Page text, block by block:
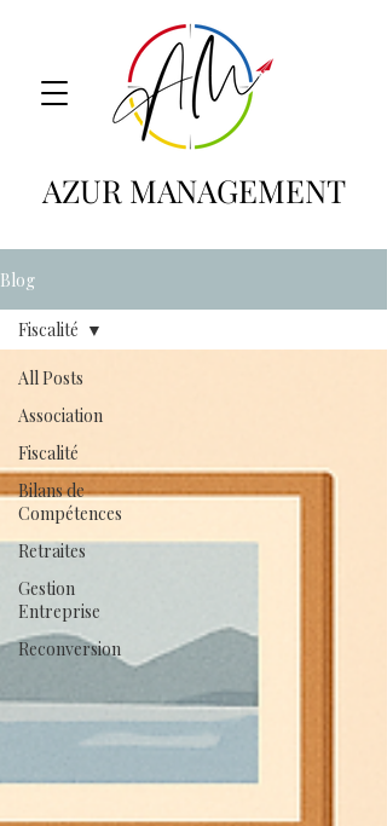
AZUR MANAGEMENT
Blog
All Posts
Association
Fiscalité
Bilans de
Compétences
Retraites
Gestion
Entreprise
Reconversion
Fiscalité